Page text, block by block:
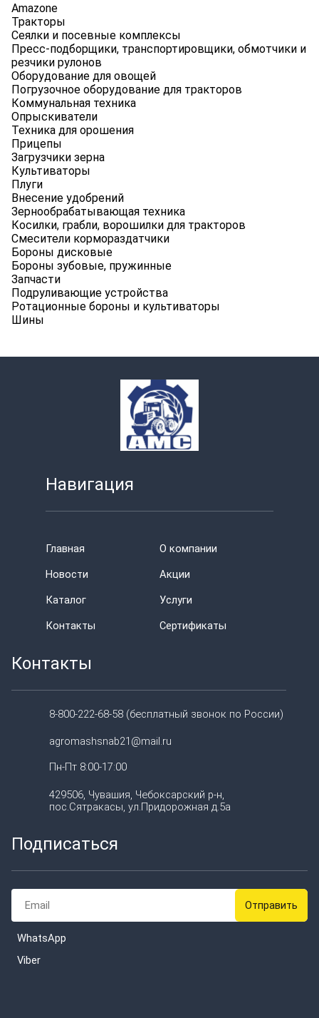
Amazone
Тракторы
Сеялки и посевные комплексы
Пресс-подборщики, транспортировщики, обмотчики и
резчики рулонов
Оборудование для овощей
Погрузочное оборудование для тракторов
Коммунальная техника
Опрыскиватели
Техника для орошения
Прицепы
Загрузчики зерна
Культиваторы
Плуги
Внесение удобрений
Зернообрабатывающая техника
Косилки, грабли, ворошилки для тракторов
Смесители кормораздатчики
Бороны дисковые
Бороны зубовые, пружинные
Запчасти
Подруливающие устройства
Ротационные бороны и культиваторы
Шины
Навигация
Главная
О компании
Новости
Акции
Каталог
Услуги
Контакты
Сертификаты
Контакты
8-800-222-68-58 (бесплатный звонок по России)
agromashsnab21@mail.ru
Пн-Пт 8:00-17:00
429506, Чувашия, Чебоксарский р-н,
пос.Сятракасы, ул.Придорожная д.5а
Подписаться
WhatsApp
Viber